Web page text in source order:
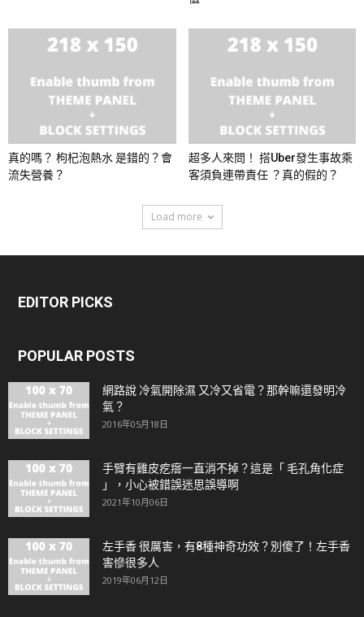
真的嗎？ 枸杞泡熱水 是錯的？會
流失營養？
超多人來問！ 搭Uber發生事故乘
客須負連帶責任 ？真的假的？
Load more
EDITOR PICKS
POPULAR POSTS
網路說 冷氣開除濕 又冷又省電？那幹嘛還發明冷
氣？
2016年05月18日
手臂有雞皮疙瘩一直消不掉？這是「 毛孔角化症
」，小心被錯誤迷思誤導啊
2021年10月06日
左手香 很厲害，有8種神奇功效？別傻了！左手香
害慘很多人
2019年06月12日